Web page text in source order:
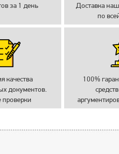
за 1 день
Доставка
по
качества
документов.
100%